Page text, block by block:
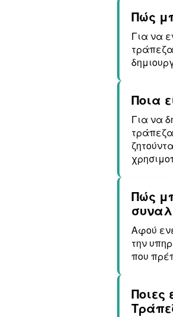
Πώς
Για να
Ποια
Για να
Πώς
Αφού
την
που
Ποιες